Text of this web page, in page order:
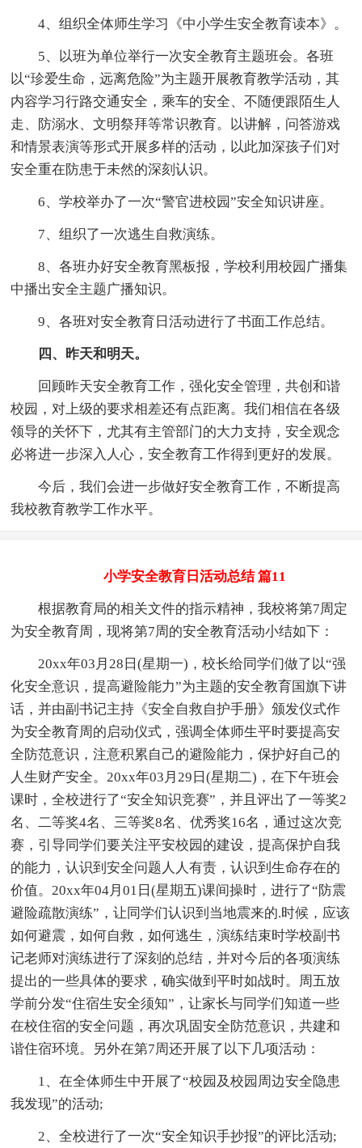
4、组织全体师生学习《中小学生安全教育读本》。
5、以班为单位举行一次安全教育主题班会。各班
以“珍爱生命，远离危险”为主题开展教育教学活动，其
内容学习行路交通安全，乘车的安全、不随便跟陌生人
走、防溺水、文明祭拜等常识教育。以讲解，问答游戏
和情景表演等形式开展多样的活动，以此加深孩子们对
安全重在防患于未然的深刻认识。
6、学校举办了一次“警官进校园”安全知识讲座。
7、组织了一次逃生自救演练。
8、各班办好安全教育黑板报，学校利用校园广播集
中播出安全主题广播知识。
9、各班对安全教育日活动进行了书面工作总结。
四、昨天和明天。
回顾昨天安全教育工作，强化安全管理，共创和谐
校园，对上级的要求相差还有点距离。我们相信在各级
领导的关怀下，尤其有主管部门的大力支持，安全观念
必将进一步深入人心，安全教育工作得到更好的发展。
今后，我们会进一步做好安全教育工作，不断提高
我校教育教学工作水平。
小学安全教育日活动总结 篇11
根据教育局的相关文件的指示精神，我校将第7周定
为安全教育周，现将第7周的安全教育活动小结如下：
20xx年03月28日(星期一)，校长给同学们做了以“强
化安全意识，提高避险能力”为主题的安全教育国旗下讲
话，并由副书记主持《安全自救自护手册》颁发仪式作
为安全教育周的启动仪式，强调全体师生平时要提高安
全防范意识，注意积累自己的避险能力，保护好自己的
人生财产安全。20xx年03月29日(星期二)，在下午班会
课时，全校进行了“安全知识竞赛”，并且评出了一等奖2
名、二等奖4名、三等奖8名、优秀奖16名，通过这次竞
赛，引导同学们要关注平安校园的建设，提高保护自我
的能力，认识到安全问题人人有责，认识到生命存在的
价值。20xx年04月01日(星期五)课间操时，进行了“防震
避险疏散演练”，让同学们认识到当地震来的.时候，应该
如何避震，如何自救，如何逃生，演练结束时学校副书
记老师对演练进行了深刻的总结，并对今后的各项演练
提出的一些具体的要求，确实做到平时如战时。周五放
学前分发“住宿生安全须知”，让家长与同学们知道一些
在校住宿的安全问题，再次巩固安全防范意识，共建和
谐住宿环境。另外在第7周还开展了以下几项活动：
1、在全体师生中开展了“校园及校园周边安全隐患
我发现”的活动;
2、全校进行了一次“安全知识手抄报”的评比活动;